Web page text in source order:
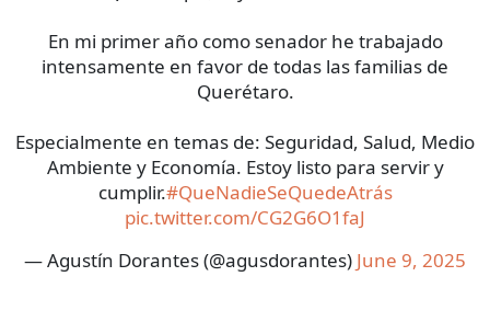
En mi primer año como senador he trabajado
intensamente en favor de todas las familias de
Querétaro.
Especialmente en temas de: Seguridad, Salud, Medio
Ambiente y Economía. Estoy listo para servir y
cumplir.#QueNadieSeQuedeAtrás
pic.twitter.com/CG2G6O1faJ
— Agustín Dorantes (@agusdorantes) June 9, 2025